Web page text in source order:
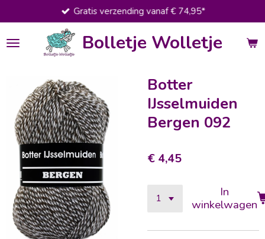
direct
naar
de
Bolletje Wolletje
Gratis verzending vanaf € 74,95*
Botter
IJsselmuiden
Bergen 092
€ 4,45
In
winkelwagen